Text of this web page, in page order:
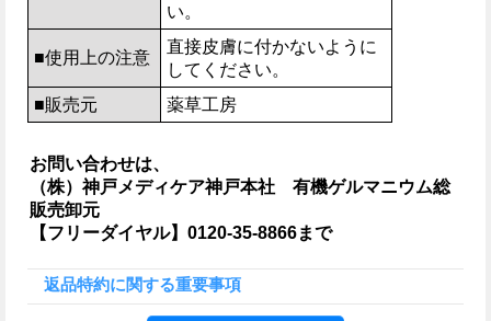
い。
■使用上の注意
直接皮膚に付かないように
してください。
■販売元
薬草工房
お問い合わせは、
（株）神戸メディケア神戸本社 有機ゲルマニウム総
販売卸元
【フリーダイヤル】0120-35-8866まで
返品特約に関する重要事項